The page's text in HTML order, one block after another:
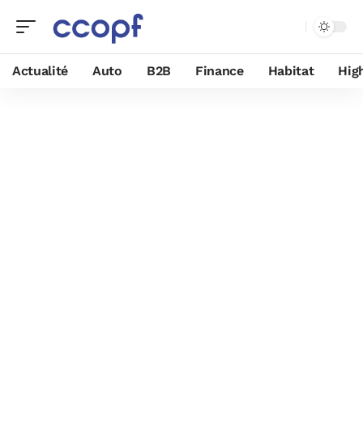
Actualité Auto B2B Finance Habitat